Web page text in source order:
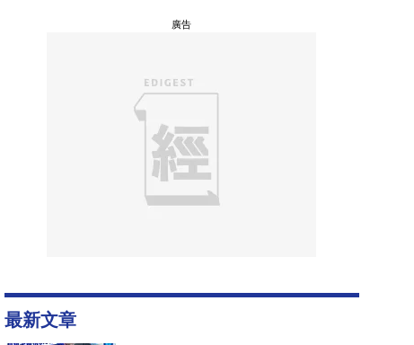
廣告
最新文章